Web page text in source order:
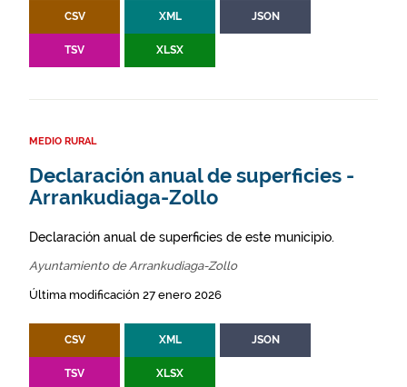
CSV XML JSON
TSV XLSX
MEDIO RURAL
Declaración anual de superficies -
Arrankudiaga-Zollo
Declaración anual de superficies de este municipio.
Ayuntamiento de Arrankudiaga-Zollo
Última modificación 27 enero 2026
CSV XML JSON
TSV XLSX